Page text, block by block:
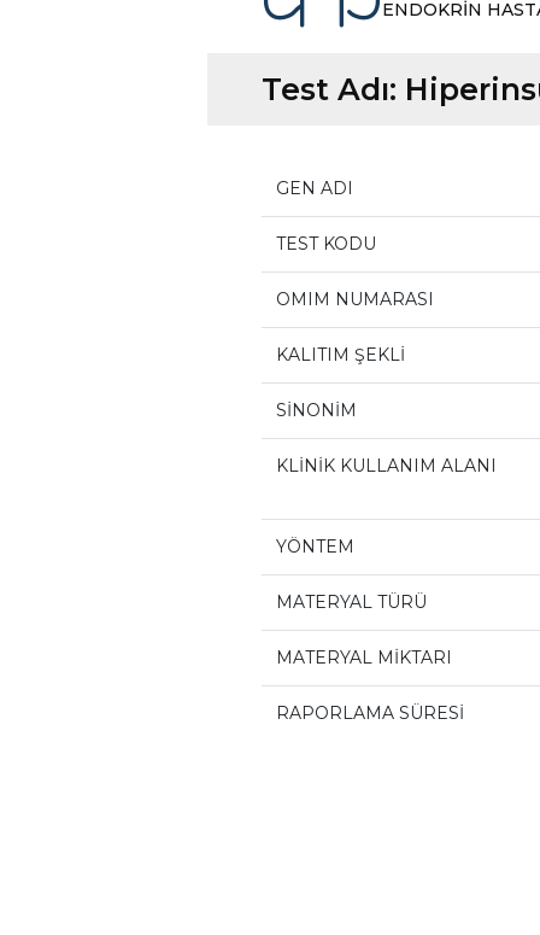
ENDOKRİN
Test Adı:
GEN ADI
TEST KODU
OMIM NUMARASI
KALITIM ŞEKLİ
SİNONİM
KLİNİK KULLANIM ALANI
YÖNTEM
MATERYAL TÜRÜ
MATERYAL MİKTARI
RAPORLAMA SÜRESİ